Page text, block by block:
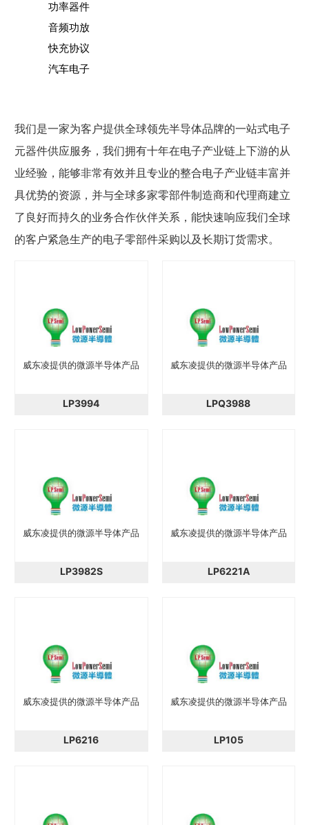
功率器件
音频功放
快充协议
汽车电子
我们是一家为客户提供全球领先半导体品牌的一站式电子
元器件供应服务，我们拥有十年在电子产业链上下游的从
业经验，能够非常有效并且专业的整合电子产业链丰富并
具优势的资源，并与全球多家零部件制造商和代理商建立
了良好而持久的业务合作伙伴关系，能快速响应我们全球
的客户紧急生产的电子零部件采购以及长期订货需求。
威东凌提供的微源半导体产品
LP3994
威东凌提供的微源半导体产品
LPQ3988
威东凌提供的微源半导体产品
LP3982S
威东凌提供的微源半导体产品
LP6221A
威东凌提供的微源半导体产品
LP6216
威东凌提供的微源半导体产品
LP105